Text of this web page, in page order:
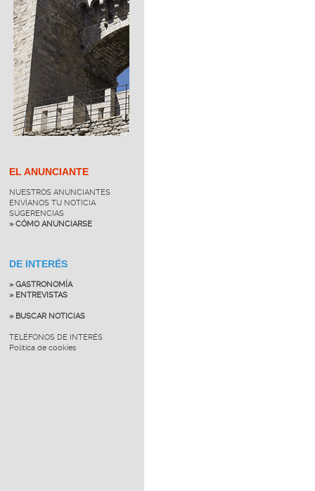
EL ANUNCIANTE
NUESTROS ANUNCIANTES
ENVÍANOS TU NOTICIA
SUGERENCIAS
» CÓMO ANUNCIARSE
DE INTERÉS
» GASTRONOMÍA
» ENTREVISTAS
» BUSCAR NOTICIAS
TELÉFONOS DE INTERÉS
Política de cookies